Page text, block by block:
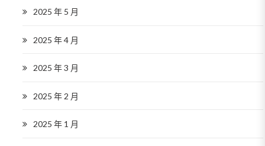
2025 年 5 月
2025 年 4 月
2025 年 3 月
2025 年 2 月
2025 年 1 月